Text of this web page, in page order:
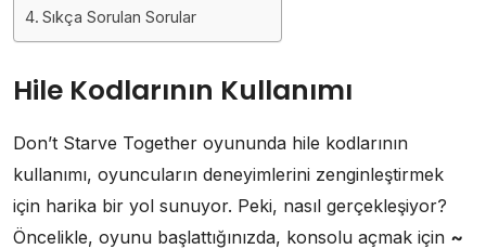
Sıkça Sorulan Sorular
Hile Kodlarının Kullanımı
Don’t Starve Together oyununda hile kodlarının
kullanımı, oyuncuların deneyimlerini zenginleştirmek
için harika bir yol sunuyor. Peki, nasıl gerçekleşiyor?
Öncelikle, oyunu başlattığınızda, konsolu açmak için ~